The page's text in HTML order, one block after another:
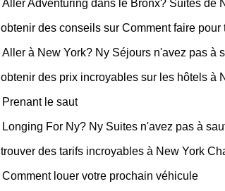
Aller Adventuring dans le Bronx? Suites de
obtenir des conseils sur Comment faire
Aller à New York? Ny Séjours n'avez pas à
obtenir des prix incroyables sur les hôtels à
Prenant le saut
Longing For Ny? Ny Suites n'avez pas à
trouver des tarifs incroyables à New York
Comment louer votre prochain véhicule